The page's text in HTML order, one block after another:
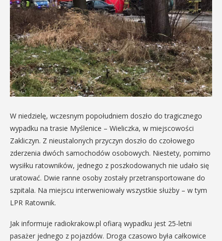
W niedzielę, wczesnym popołudniem doszło do tragicznego
wypadku na trasie Myślenice – Wieliczka, w miejscowości
Zakliczyn. Z nieustalonych przyczyn doszło do czołowego
zderzenia dwóch samochodów osobowych. Niestety, pomimo
wysiłku ratowników, jednego z poszkodowanych nie udało się
uratować. Dwie ranne osoby zostały przetransportowane do
szpitala. Na miejscu interweniowały wszystkie służby – w tym
LPR Ratownik.
Jak informuje radiokrakow.pl ofiarą wypadku jest 25-letni
pasażer jednego z pojazdów. Droga czasowo była całkowice